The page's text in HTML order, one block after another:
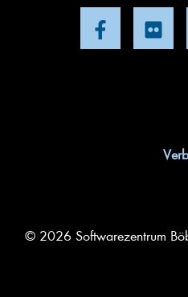
© 2026 Softwarezentrum